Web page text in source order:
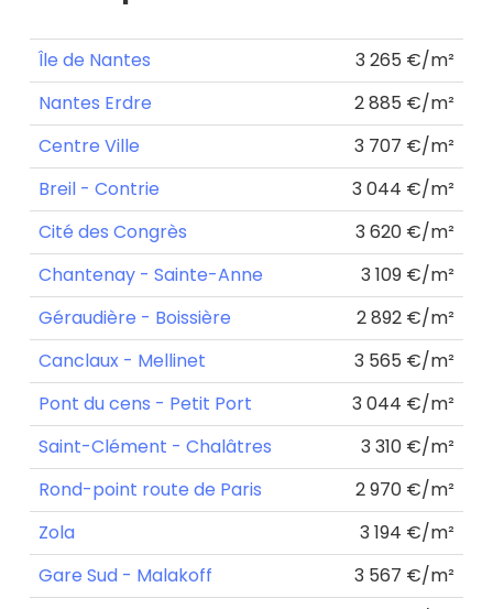
Île de Nantes
3 265 €/m²
Nantes Erdre
2 885 €/m²
Centre Ville
3 707 €/m²
Breil - Contrie
3 044 €/m²
Cité des Congrès
3 620 €/m²
Chantenay - Sainte-Anne
3 109 €/m²
Géraudière - Boissière
2 892 €/m²
Canclaux - Mellinet
3 565 €/m²
Pont du cens - Petit Port
3 044 €/m²
Saint-Clément - Chalâtres
3 310 €/m²
Rond-point route de Paris
2 970 €/m²
Zola
3 194 €/m²
Gare Sud - Malakoff
3 567 €/m²